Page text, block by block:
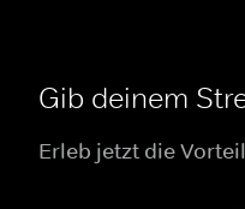
Gib deinem
Erleb jetzt die